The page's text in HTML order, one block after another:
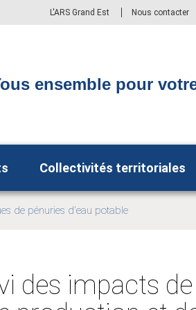
L'ARS Grand Est Nous contacter
ensemble pour
Collectivités territoriales
de pénuries d'eau potable
des impacts